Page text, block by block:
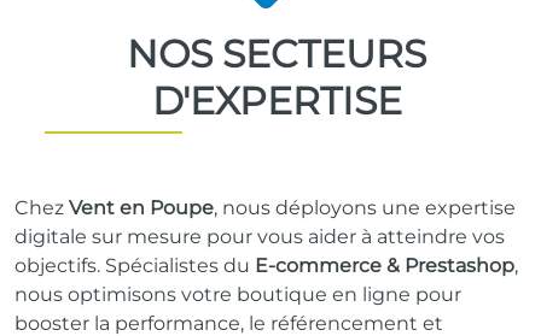
NOS SECTEURS
D'EXPERTISE
Chez Vent en Poupe, nous déployons une expertise
digitale sur mesure pour vous aider à atteindre vos
objectifs. Spécialistes du E‑commerce & Prestashop,
nous optimisons votre boutique en ligne pour
booster la performance, le référencement et